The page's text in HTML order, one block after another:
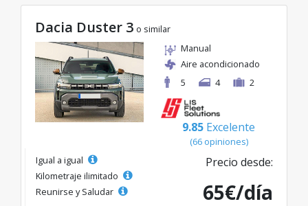
Dacia Duster 3 o similar
Manual
Aire acondicionado
5
4 2
9.85 Excelente
(66 opiniones)
Igual a igual
Kilometraje ilimitado
Reunirse y Saludar
Precio desde:
65€/día